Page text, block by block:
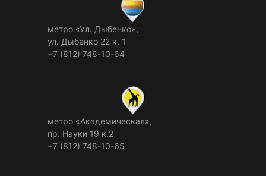
метро «Ул. Дыбенко»,
ул. Дыбенко 22 к. 1
+7 (812) 748-10-64
метро «Академическая»,
пр. Науки 19 к.2
+7 (812) 748-10-65